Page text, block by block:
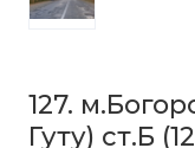
127.
Гуту) ст.Б